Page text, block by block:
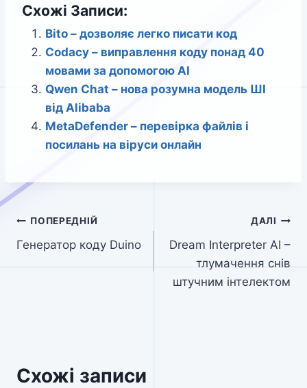
Схожі Записи:
Bito – дозволяє легко писати код
Codacy – виправлення коду понад 40
мовами за допомогою AI
Qwen Chat – нова розумна модель ШІ
від Alibaba
MetaDefender – перевірка файлів і
посилань на віруси онлайн
Навігація
записів
ПОПЕРЕДНІЙ
Генератор коду Duino
ДАЛІ
Dream Interpreter AI –
тлумачення снів
штучним інтелектом
Схожі записи